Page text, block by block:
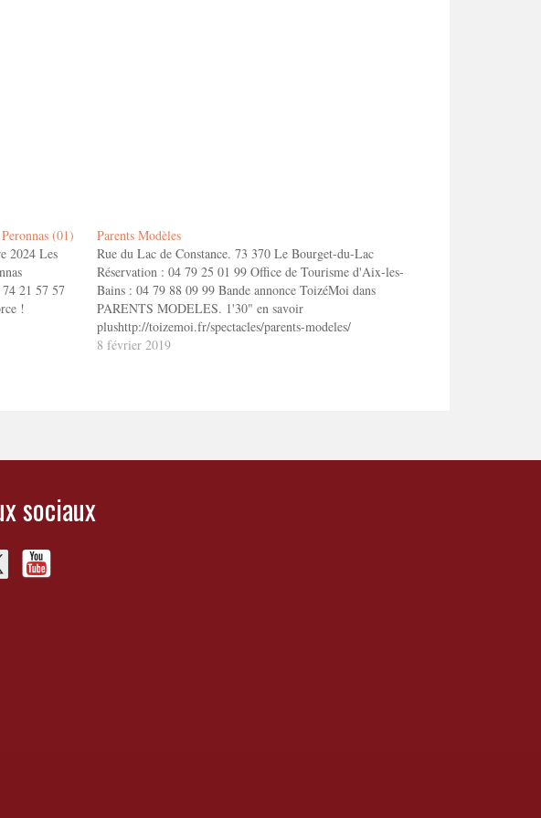
(01)
2024 Les
21 57 57
!
Parents Modèles
Rue du Lac de Constance. 73 370 Le Bourget-du-Lac
Réservation : 04 79 25 01 99 Office de Tourisme d'Aix-les-
Bains : 04 79 88 09 99 Bande annonce ToizéMoi dans
PARENTS MODELES. 1'30" en savoir
plushttp://toizemoi.fr/spectacles/parents-modeles/
8 février 2019
sociaux